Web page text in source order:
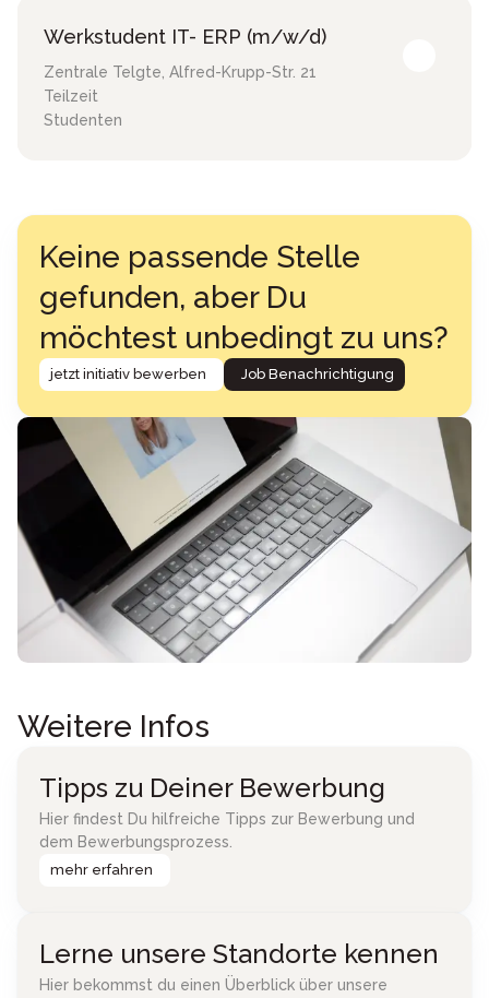
Werkstudent IT- ERP (m/w/d)
Zentrale Telgte, Alfred-Krupp-Str. 21
Teilzeit
Studenten
Keine passende Stelle
gefunden, aber Du
möchtest unbedingt zu uns?
jetzt initiativ bewerben Job Benachrichtigung
Weitere Infos
Tipps zu Deiner Bewerbung
Hier findest Du hilfreiche Tipps zur Bewerbung und
dem Bewerbungsprozess.
mehr erfahren
Lerne unsere Standorte kennen
Hier bekommst du einen Überblick über unsere